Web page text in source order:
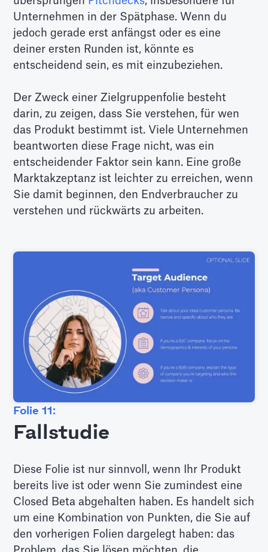
Unternehmen in der Spätphase. Wenn du
jedoch gerade erst anfängst oder es eine
deiner ersten Runden ist, könnte es
entscheidend sein, es mit einzubeziehen.
Der Zweck einer Zielgruppenfolie besteht
darin, zu zeigen, dass Sie verstehen, für wen
das Produkt bestimmt ist. Viele Unternehmen
beantworten diese Frage nicht, was ein
entscheidender Faktor sein kann. Eine große
Marktakzeptanz ist leichter zu erreichen, wenn
Sie damit beginnen, den Endverbraucher zu
verstehen und rückwärts zu arbeiten.
Folie 11:
Fallstudie
Diese Folie ist nur sinnvoll, wenn Ihr Produkt
bereits live ist oder wenn Sie zumindest eine
Closed Beta abgehalten haben. Es handelt sich
um eine Kombination von Punkten, die Sie auf
den vorherigen Folien dargelegt haben: das